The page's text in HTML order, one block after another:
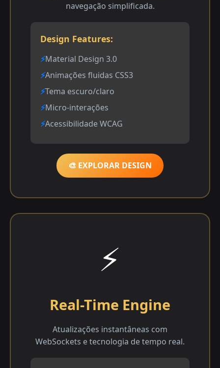
navegação simplificada.
Design Features:
Material Design 3.0
Animações fluidas CSS3
Tema escuro/claro
Micro-interações
Acessibilidade WCAG
🎨 EXPLORAR DESIGN
⚡
Real-Time Engine
Atualizações instantâneas com
WebSockets e tecnologia de tempo real.